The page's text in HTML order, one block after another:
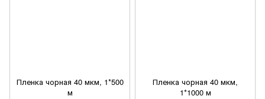
Пленка чорная 40 мкм, 1*500
м
Пленка чорная 40 мкм,
1*1000 м